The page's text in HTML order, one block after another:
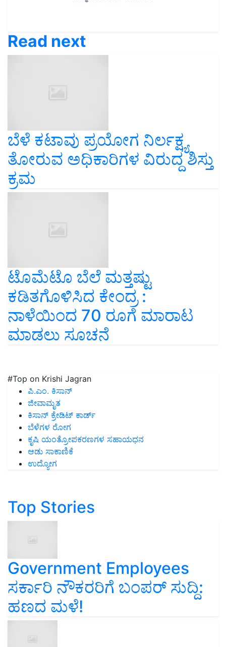
Read next
ಬೆಳೆ ಕಟಾವು ಪ್ರಯೋಗ ನಿರ್ಲಕ್ಷ್ಯ
ತೋರುವ ಅಧಿಕಾರಿಗಳ ವಿರುದ್ದ ಶಿಸ್ತು
ಕ್ರಮ
ಟೊಮೆಟೊ ಬೆಲೆ ಮತ್ತಷ್ಟು
ಕಡಿತಗೊಳಿಸಿದ ಕೇಂದ್ರ :
ನಾಳೆಯಿಂದ 70 ರೂಗೆ ಮಾರಾಟ
ಮಾಡಲು ಸೂಚನೆ
#Top on Krishi Jagran
ಪಿ.ಎಂ. ಕಿಸಾನ್
ಜೀವಾಮೃತ
ಕಿಸಾನ್ ಕ್ರೇಡಿಟ್ ಕಾರ್ಡ್
ಬೆಳೆಗಳ ರೋಗ
ಕೃಷಿ ಯಂತ್ರೋಪಕರಣಗಳ ಸಹಾಯಧನ
ಆಡು ಸಾಕಾಣಿಕೆ
ಉದ್ಯೋಗ
Top Stories
Government Employees
ಸರ್ಕಾರಿ ನೌಕರರಿಗೆ ಬಂಪರ್‌ ಸುದ್ದಿ:
ಹಣದ ಮಳೆ!